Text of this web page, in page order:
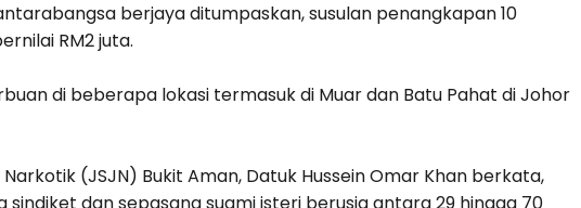
berjaya ditumpaskan, susulan penangkapan 10
RM2 juta.
di beberapa lokasi termasuk di Muar dan Batu Pahat di Johor
(JSJN) Bukit Aman, Datuk Hussein Omar Khan berkata,